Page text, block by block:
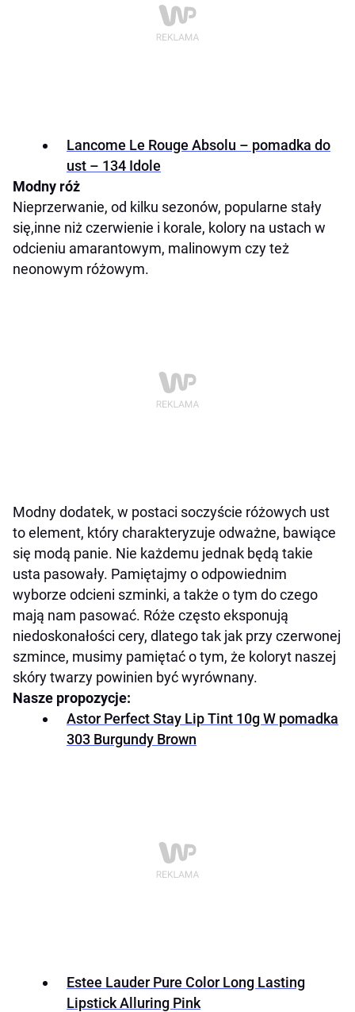
Lancome Le Rouge Absolu – pomadka do
ust – 134 Idole
Modny róż
Nieprzerwanie, od kilku sezonów, popularne stały
się,inne niż czerwienie i korale, kolory na ustach w
odcieniu amarantowym, malinowym czy też
neonowym różowym.
Modny dodatek, w postaci soczyście różowych ust
to element, który charakteryzuje odważne, bawiące
się modą panie. Nie każdemu jednak będą takie
usta pasowały. Pamiętajmy o odpowiednim
wyborze odcieni szminki, a także o tym do czego
mają nam pasować. Róże często eksponują
niedoskonałości cery, dlatego tak jak przy czerwonej
szmince, musimy pamiętać o tym, że koloryt naszej
skóry twarzy powinien być wyrównany.
Nasze propozycje:
Astor Perfect Stay Lip Tint 10g W pomadka
303 Burgundy Brown
Estee Lauder Pure Color Long Lasting
Lipstick Alluring Pink